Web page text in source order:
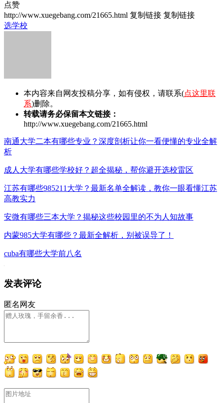
点赞
http://www.xuegebang.com/21665.html 复制链接 复制链接
选学校
本内容来自网友投稿分享，如有侵权，请联系(点这里联
系)删除。
转载请务必保留本文链接：
http://www.xuegebang.com/21665.html
南通大学二本有哪些专业？深度剖析让你一看便懂的专业全解
析
成人大学有哪些学校好？超全揭秘，帮你避开选校雷区
江苏有哪些985211大学？最新名单全解读，教你一眼看懂江苏
高教实力
安微有哪些三本大学？揭秘这些校园里的不为人知故事
内蒙985大学有哪些？最新全解析，别被误导了！
cuba有哪些大学前八名
发表评论
匿名网友